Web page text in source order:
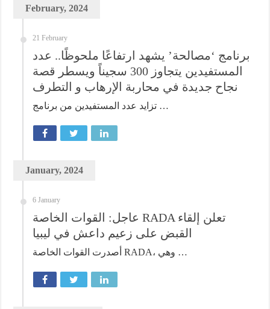
February, 2024
21 February
برنامج ‘مصالحة’ يشهد ارتفاعًا ملحوظًا.. عدد
المستفيدين يتجاوز 300 سجيناً ويسطر قصة
نجاح جديدة في محاربة الإرهاب و التطرف
تزايد عدد المستفيدين من برنامج …
January, 2024
6 January
عاجل: القوات الخاصة RADA تعلن إلقاء
القبض على زعيم داعش في ليبيا
أصدرت القوات الخاصة RADA، وهي …